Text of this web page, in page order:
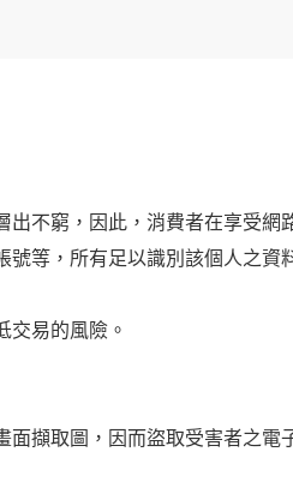
不窮，因此，消費者在享受網
號等，所有足以識別該個人之資
交易的風險。
擷取圖，因而盜取受害者之電